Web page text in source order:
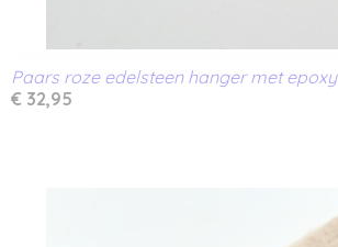
Paars roze edelsteen hanger met epoxy
€ 32,95